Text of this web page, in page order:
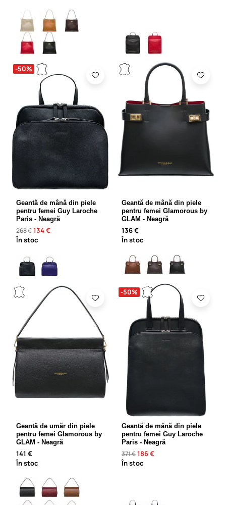
-50%
Geantă de mână din piele
pentru femei Guy Laroche
Paris - Neagră
268 €134 €
În stoc
Geantă de mână din piele
pentru femei Glamorous by
GLAM - Neagră
136 €
În stoc
Geantă de umăr din piele
pentru femei Glamorous by
GLAM - Neagră
141 €
În stoc
-50%
Geantă de mână din piele
pentru femei Guy Laroche
Paris - Neagră
371 €186 €
În stoc